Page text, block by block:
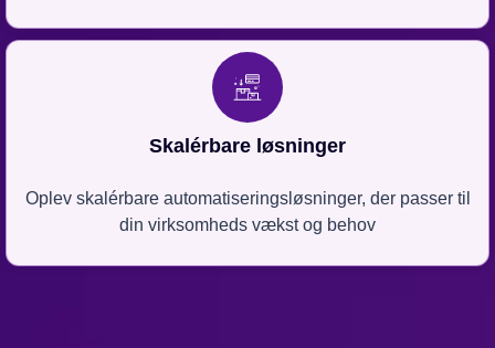
Skalérbare løsninger
Oplev skalérbare automatiseringsløsninger, der passer til
din virksomheds vækst og behov